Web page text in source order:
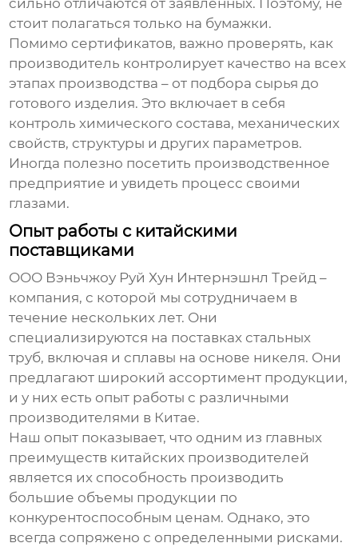
сильно отличаются от заявленных. Поэтому, не
стоит полагаться только на бумажки.
Помимо сертификатов, важно проверять, как
производитель контролирует качество на всех
этапах производства – от подбора сырья до
готового изделия. Это включает в себя
контроль химического состава, механических
свойств, структуры и других параметров.
Иногда полезно посетить производственное
предприятие и увидеть процесс своими
глазами.
Опыт работы с китайскими
поставщиками
ООО Вэньчжоу Руй Хун Интернэшнл Трейд –
компания, с которой мы сотрудничаем в
течение нескольких лет. Они
специализируются на поставках стальных
труб, включая и сплавы на основе никеля. Они
предлагают широкий ассортимент продукции,
и у них есть опыт работы с различными
производителями в Китае.
Наш опыт показывает, что одним из главных
преимуществ китайских производителей
является их способность производить
большие объемы продукции по
конкурентоспособным ценам. Однако, это
всегда сопряжено с определенными рисками.